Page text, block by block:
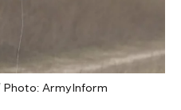
ArmyInform